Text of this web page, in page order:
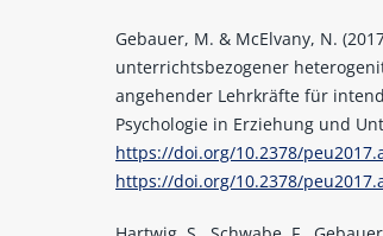
Gebauer, M. & McElvany, N.
unterrichtsbezogener
angehender Lehrkräfte für
Psychologie in Erziehung und
https://doi.org/10.2378/
https://doi.org/10.2378/